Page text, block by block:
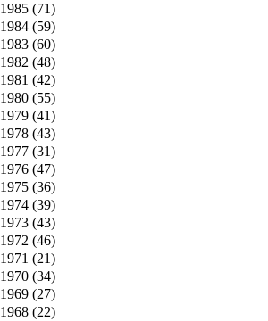
1985 (71)
1984 (59)
1983 (60)
1982 (48)
1981 (42)
1980 (55)
1979 (41)
1978 (43)
1977 (31)
1976 (47)
1975 (36)
1974 (39)
1973 (43)
1972 (46)
1971 (21)
1970 (34)
1969 (27)
1968 (22)